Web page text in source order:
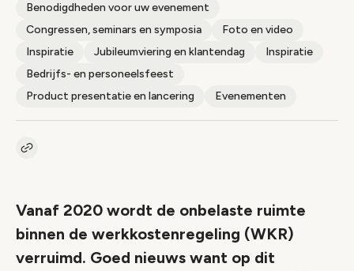
Benodigdheden voor uw evenement
Congressen, seminars en symposia
Foto en video
Inspiratie
Jubileumviering en klantendag
Inspiratie
Bedrijfs- en personeelsfeest
Product presentatie en lancering
Evenementen
Kopieer link naar artikel
Vanaf 2020 wordt de onbelaste ruimte
binnen de werkkostenregeling (WKR)
verruimd. Goed nieuws want op dit